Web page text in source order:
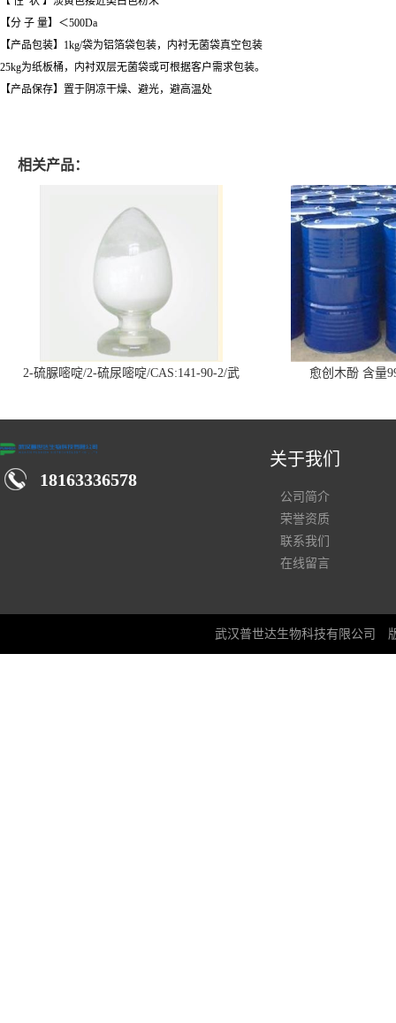
【分 子 量】＜500Da
【产品包装】1kg/袋为铝箔袋包装，内衬无菌袋真空包装
25kg为纸板桶，内衬双层无菌袋或可根据客户需求包装。
【产品保存】置于阴凉干燥、避光，避高温处
相关产品：
2-硫脲嘧啶/2-硫尿嘧啶/CAS:141-90-2/武
愈创木酚 含量
18163336578
关于我们
公司简介
荣誉资质
联系我们
在线留言
武汉普世达生物科技有限公司